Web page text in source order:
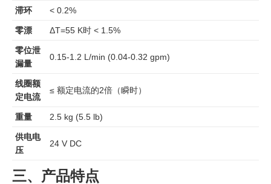
滞环 < 0.2%
零漂 ΔT=55 K时 < 1.5%
零位泄
漏量
0.15-1.2 L/min (0.04-0.32 gpm)
线圈额
定电流
≤ 额定电流的2倍（瞬时）
重量 2.5 kg (5.5 lb)
供电电
压
24 V DC
三、产品特点